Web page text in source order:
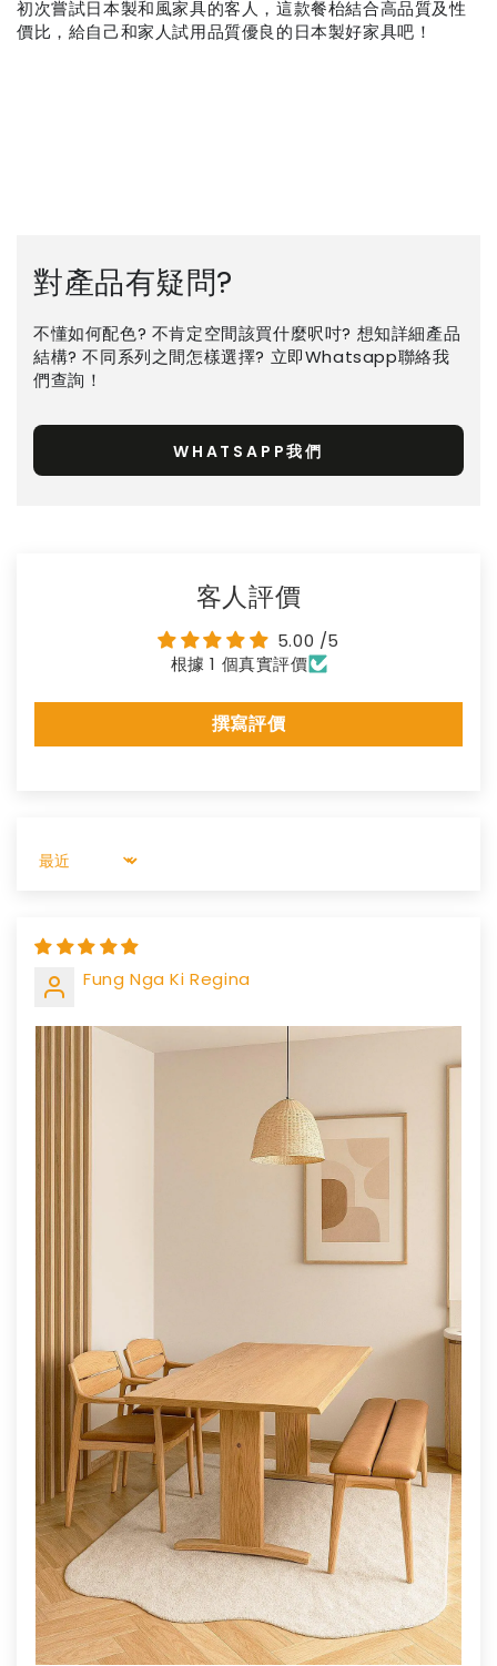
初次嘗試日本製和風家具的客人，這款餐枱結合高品質及性
價比，給自己和家人試用品質優良的日本製好家具吧！
對產品有疑問?
不懂如何配色? 不肯定空間該買什麼呎吋? 想知詳細產品
結構? 不同系列之間怎樣選擇? 立即Whatsapp聯絡我
們查詢！
WHATSAPP我們
客人評價
5.00 /5
根據 1 個真實評價
撰寫評價
Sort by
Fung Nga Ki Regina